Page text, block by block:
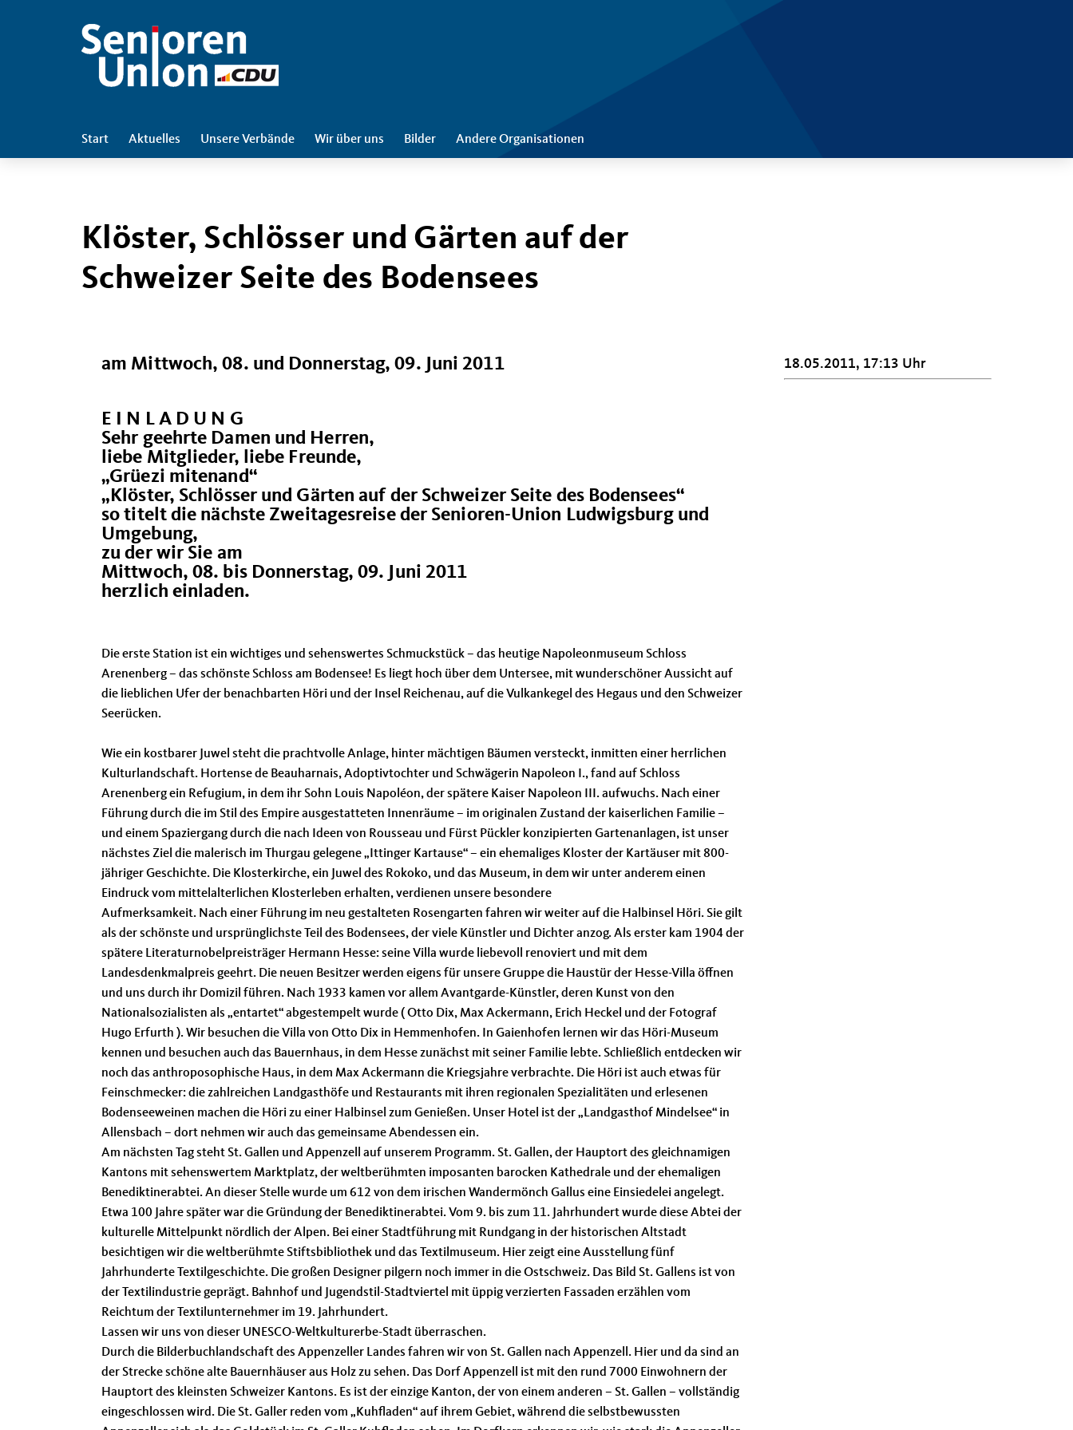
Start Aktuelles Unsere Verbände Wir über uns Bilder Andere Organisationen
Klöster, Schlösser und Gärten auf der
Schweizer Seite des Bodensees
am Mittwoch, 08. und Donnerstag, 09. Juni 2011
E I N L A D U N G
Sehr geehrte Damen und Herren,
liebe Mitglieder, liebe Freunde,
Grüezi mitenand“
Klöster, Schlösser und Gärten auf der Schweizer Seite des Bodensees“
so titelt die nächste Zweitagesreise der Senioren-Union Ludwigsburg und
Umgebung,
zu der wir Sie am
Mittwoch, 08. bis Donnerstag, 09. Juni 2011
herzlich einladen.
Die erste Station ist ein wichtiges und sehenswertes Schmuckstück – das heutige Napoleonmuseum Schloss
Arenenberg – das schönste Schloss am Bodensee! Es liegt hoch über dem Untersee, mit wunderschöner Aussicht auf
die lieblichen Ufer der benachbarten Höri und der Insel Reichenau, auf die Vulkankegel des Hegaus und den Schweizer
Seerücken.
Wie ein kostbarer Juwel steht die prachtvolle Anlage, hinter mächtigen Bäumen versteckt, inmitten einer herrlichen
Kulturlandschaft. Hortense de Beauharnais, Adoptivtochter und Schwägerin Napoleon I., fand auf Schloss
Arenenberg ein Refugium, in dem ihr Sohn Louis Napoléon, der spätere Kaiser Napoleon III. aufwuchs. Nach einer
Führung durch die im Stil des Empire ausgestatteten Innenräume – im originalen Zustand der kaiserlichen Familie –
und einem Spaziergang durch die nach Ideen von Rousseau und Fürst Pückler konzipierten Gartenanlagen, ist unser
nächstes Ziel die malerisch im Thurgau gelegene „Ittinger Kartause“ – ein ehemaliges Kloster der Kartäuser mit 800-
jähriger Geschichte. Die Klosterkirche, ein Juwel des Rokoko, und das Museum, in dem wir unter anderem einen
Eindruck vom mittelalterlichen Klosterleben erhalten, verdienen unsere besondere
Aufmerksamkeit. Nach einer Führung im neu gestalteten Rosengarten fahren wir weiter auf die Halbinsel Höri. Sie gilt
als der schönste und ursprünglichste Teil des Bodensees, der viele Künstler und Dichter anzog. Als erster kam 1904 der
spätere Literaturnobelpreisträger Hermann Hesse: seine Villa wurde liebevoll renoviert und mit dem
Landesdenkmalpreis geehrt. Die neuen Besitzer werden eigens für unsere Gruppe die Haustür der Hesse-Villa öffnen
und uns durch ihr Domizil führen. Nach 1933 kamen vor allem Avantgarde-Künstler, deren Kunst von den
Nationalsozialisten als „entartet“ abgestempelt wurde ( Otto Dix, Max Ackermann, Erich Heckel und der Fotograf
Hugo Erfurth ). Wir besuchen die Villa von Otto Dix in Hemmenhofen. In Gaienhofen lernen wir das Höri-Museum
kennen und besuchen auch das Bauernhaus, in dem Hesse zunächst mit seiner Familie lebte. Schließlich entdecken wir
noch das anthroposophische Haus, in dem Max Ackermann die Kriegsjahre verbrachte. Die Höri ist auch etwas für
Feinschmecker: die zahlreichen Landgasthöfe und Restaurants mit ihren regionalen Spezialitäten und erlesenen
Bodenseeweinen machen die Höri zu einer Halbinsel zum Genießen. Unser Hotel ist der „Landgasthof Mindelsee“ in
Allensbach – dort nehmen wir auch das gemeinsame Abendessen ein.
Am nächsten Tag steht St. Gallen und Appenzell auf unserem Programm. St. Gallen, der Hauptort des gleichnamigen
Kantons mit sehenswertem Marktplatz, der weltberühmten imposanten barocken Kathedrale und der ehemaligen
Benediktinerabtei. An dieser Stelle wurde um 612 von dem irischen Wandermönch Gallus eine Einsiedelei angelegt.
Etwa 100 Jahre später war die Gründung der Benediktinerabtei. Vom 9. bis zum 11. Jahrhundert wurde diese Abtei der
kulturelle Mittelpunkt nördlich der Alpen. Bei einer Stadtführung mit Rundgang in der historischen Altstadt
besichtigen wir die weltberühmte Stiftsbibliothek und das Textilmuseum. Hier zeigt eine Ausstellung fünf
Jahrhunderte Textilgeschichte. Die großen Designer pilgern noch immer in die Ostschweiz. Das Bild St. Gallens ist von
der Textilindustrie geprägt. Bahnhof und Jugendstil-Stadtviertel mit üppig verzierten Fassaden erzählen vom
Reichtum der Textilunternehmer im 19. Jahrhundert.
Lassen wir uns von dieser UNESCO-Weltkulturerbe-Stadt überraschen.
Durch die Bilderbuchlandschaft des Appenzeller Landes fahren wir von St. Gallen nach Appenzell. Hier und da sind an
der Strecke schöne alte Bauernhäuser aus Holz zu sehen. Das Dorf Appenzell ist mit den rund 7000 Einwohnern der
Hauptort des kleinsten Schweizer Kantons. Es ist der einzige Kanton, der von einem anderen – St. Gallen – vollständig
eingeschlossen wird. Die St. Galler reden vom „Kuhfladen“ auf ihrem Gebiet, während die selbstbewussten
18.05.2011, 17:13 Uhr